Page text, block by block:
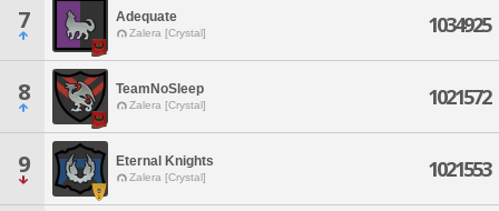
7 Adequate
Zalera [Crystal] 1034925
8 TeamNoSleep
Zalera [Crystal] 1021572
9 Eternal Knights
Zalera [Crystal] 1021553